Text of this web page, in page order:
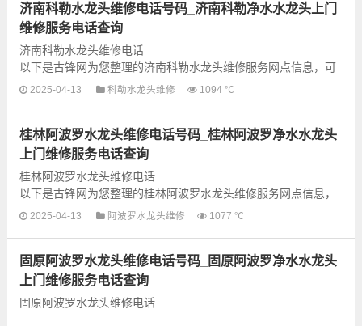
济南科勒水龙头维修电话号码_济南科勒净水水龙头上门
维修服务电话查询
济南科勒水龙头维修电话
以下是古锋网为您整理的济南科勒水龙头维修服务网点信息，可
以为您提供科勒全型号水龙头上门故障检测和维修业务，为了更
2025-04-13 科勒水龙头维修 1094 ℃
桂林阿波罗水龙头维修电话号码_桂林阿波罗净水水龙头
上门维修服务电话查询
桂林阿波罗水龙头维修电话
以下是古锋网为您整理的桂林阿波罗水龙头维修服务网点信息，
可以为您提供阿波罗全型号水龙头上门故障检测和维修业务，为
2025-04-13 阿波罗水龙头维修 1077 ℃
固原阿波罗水龙头维修电话号码_固原阿波罗净水水龙头
上门维修服务电话查询
固原阿波罗水龙头维修电话